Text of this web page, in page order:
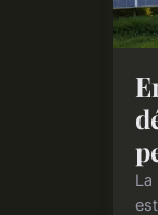
La